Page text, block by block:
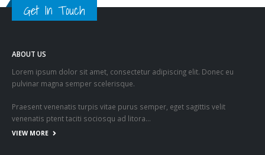
Get In Touch
ABOUT US
Lorem ipsum dolor sit amet, consectetur adipiscing elit. Donec eu
pulvinar magna semper scelerisque.
Praesent venenatis turpis vitae purus semper, eget sagittis velit
venenatis ptent taciti sociosqu ad litora…
VIEW MORE